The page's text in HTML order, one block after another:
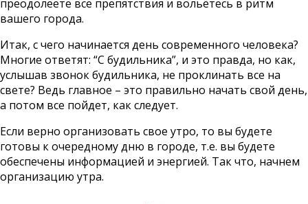
преодолеете все препятствия и вольётесь в ритм
вашего города.
Итак, с чего начинается день современного человека?
Многие ответят: “С будильника”, и это правда, но как,
услышав звонок будильника, не проклинать все на
свете? Ведь главное – это правильно начать свой день,
а потом все пойдет, как следует.
Если верно организовать свое утро, то вы будете
готовы к очередному дню в городе, т.е. вы будете
обеспечены информацией и энергией. Так что, начнем
организацию утра.